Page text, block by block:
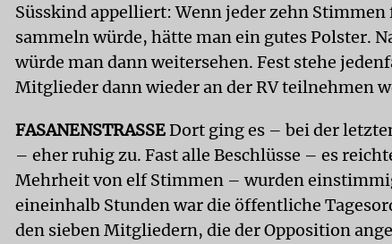
Süsskind appelliert: Wenn jeder zehn
sammeln würde, hätte man ein gutes Polster.
würde man dann weitersehen. Fest stehe
Mitglieder dann wieder an der RV teilnehmen
FASANENSTRASSE
Dort ging es – bei der
– eher ruhig zu. Fast alle Beschlüsse – es
Mehrheit von elf Stimmen – wurden
eineinhalb Stunden war die öffentliche
den sieben Mitgliedern, die der Opposition